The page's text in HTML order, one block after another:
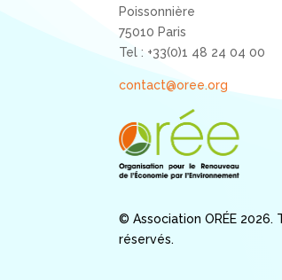
Poissonnière
75010 Paris
Tel : +33(0)1 48 24 04 00
contact@oree.org
© Association ORÉE 2026.
réservés.